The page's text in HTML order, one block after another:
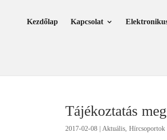
Kezdőlap Kapcsolat
Tájékoztatás
2017-02-08 |Aktuális,Hírcsoportok